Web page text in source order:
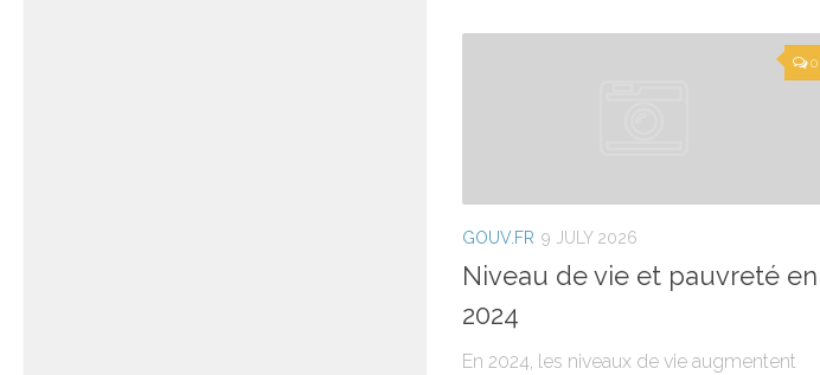
0
GOUV.FR 9 JULY 2026
Niveau de vie et pauvreté en
2024
En 2024, les niveaux de vie augmentent